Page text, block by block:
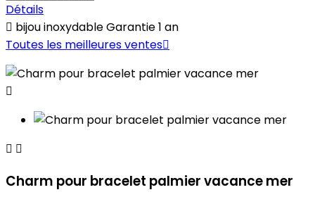
Détails
 bijou inoxydable Garantie 1 an
Toutes les meilleures ventes

 
Charm pour bracelet palmier vacance mer